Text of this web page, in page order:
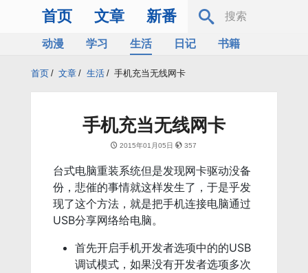
首页 文章 新番
动漫 学习 生活 日记
书籍
首页 / 文章 / 生活 / 手机充当无线网卡
手机充当无线网卡
2015年01月05日 357
台式电脑重装系统但是发现网卡驱动没备
份，悲催的事情就这样发生了，于是乎发
现了这个方法，就是把手机连接电脑通过
USB分享网络给电脑。
首先开启手机开发者选项中的的USB
调试模式，如果没有开发者选项多次